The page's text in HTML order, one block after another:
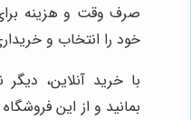
صرف وقت و هزینه
خود را انتخاب و
با خرید آنلاین،
بمانید و از این